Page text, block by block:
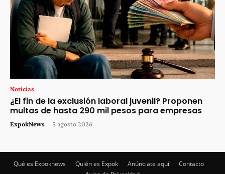
Noticias
¿El fin de la exclusión laboral juvenil? Proponen
multas de hasta 290 mil pesos para empresas
ExpokNews - 5 agosto 2026
Qué es Expoknews Quién es Expok Anúnciate aquí
Contacto